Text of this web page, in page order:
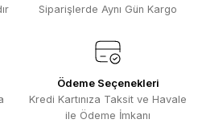
Siparişlerde Aynı Gün Kargo
Ödeme Seçenekleri
Kredi Kartınıza Taksit ve Havale
ile Ödeme İmkanı